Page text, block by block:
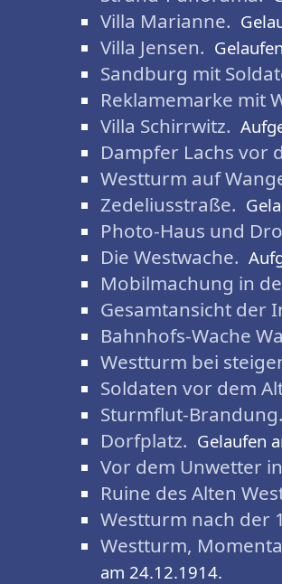
Villa Marianne.
Villa Jensen.
Sandburg mit
Reklamemarke mit
Villa Schirrwitz.
Dampfer Lachs vor
Westturm auf
Zedeliusstraße.
Photo-Haus und
Die Westwache.
Mobilmachung in
Gesamtansicht der
Bahnhofs-Wache
Westturm bei
Soldaten vor dem
Sturmflut-
Dorfplatz. Gelaufen
Vor dem Unwetter
Ruine des Alten
Westturm nach der
Westturm,
am 24.12.1914.